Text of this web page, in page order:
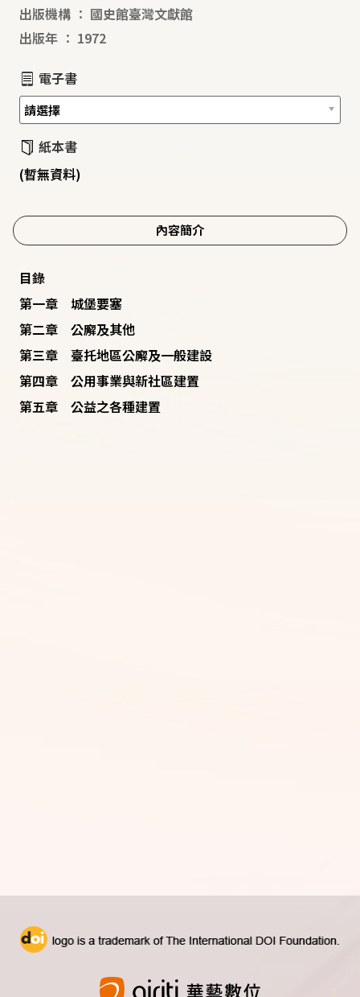
出版機構 ： 國史館臺灣文獻館
出版年 ： 1972
電子書
紙本書
(暫無資料)
內容簡介
目錄
第一章 城堡要塞
第二章 公廨及其他
第三章 臺托地區公廨及一般建設
第四章 公用事業與新社區建置
第五章 公益之各種建置